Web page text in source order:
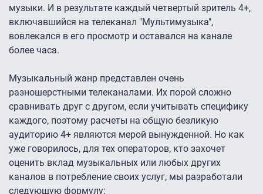
музыки. И в результате каждый четвертый зритель 4+,
включавшийся на телеканал "Мультимузыка",
вовлекался в его просмотр и оставался на канале
более часа.
Музыкальный жанр представлен очень
разношерстными телеканалами. Их порой сложно
сравнивать друг с другом, если учитывать специфику
каждого, поэтому расчеты на общую безликую
аудиторию 4+ являются мерой вынужденной. Но как
уже говорилось, для тех операторов, кто захочет
оценить вклад музыкальных или любых других
каналов в потребление своих услуг, мы разработали
следующую формулу: